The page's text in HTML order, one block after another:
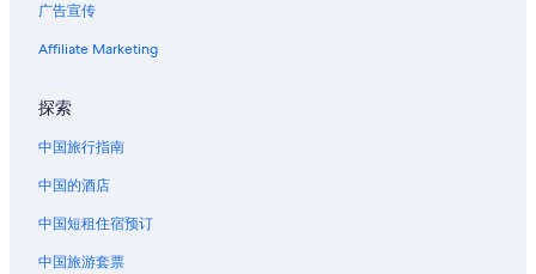
广告宣传
Affiliate Marketing
探索
中国旅行指南
中国的酒店
中国短租住宿预订
中国旅游套票